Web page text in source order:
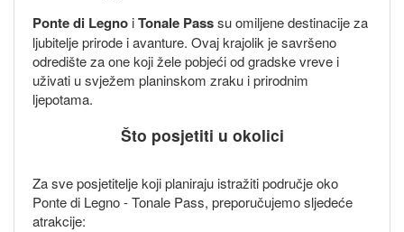
Ponte di Legno iTonale Passsu omiljene destinacije za
ljubitelje prirode i avanture. Ovaj krajolik je savršeno
odredište za one koji žele pobjeći od gradske vreve i
uživati u svježem planinskom zraku i prirodnim
ljepotama.
Što posjetiti u okolici
Za sve posjetitelje koji planiraju istražiti područje oko
Ponte di Legno - Tonale Pass, preporučujemo sljedeće
atrakcije: